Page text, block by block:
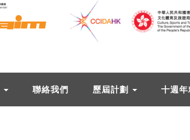
聯絡我們 歷屆計劃 十週